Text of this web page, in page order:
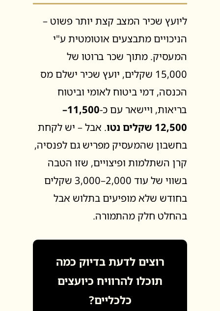
ליועץ שכיר המצב קצת יותר פשוט –
הניכויים מתבצעים אוטומטית ע"י
המעסיק. מתוך שכר ברוטו של
15,000 שקלים, יועץ שכיר ישלם מס
הכנסה, דמי ביטוח לאומי וביטוח
בריאות, ויישאר עם כ-
11,500–
12,500 שקלים נטו
. אבל – יש לקחת
בחשבון שהמעסיק מפריש גם לפנסיה,
קרן השתלמות ופיצויים, שזו הטבה
בשווי של עוד 2,000–3,000 שקלים
בחודש שלא מופיעים בתלוש אבל
בהחלט חלק מהתמורה.
רוצים לדעת בדיוק כמה
תוכלו להרוויח כיועצים
כלכליים?